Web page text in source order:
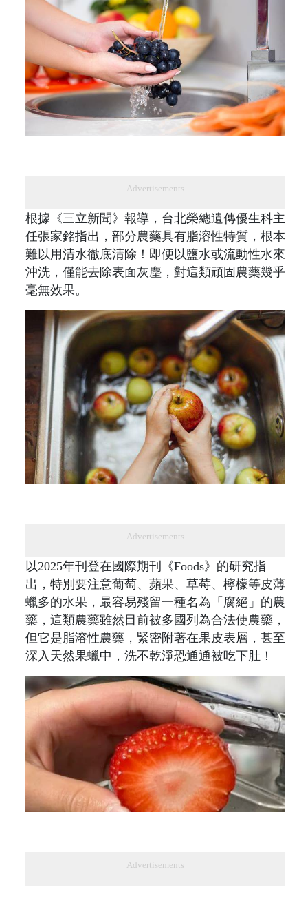
Advertisements
根據《三立新聞》報導，台北榮總遺傳優生科主
任張家銘指出，部分農藥具有脂溶性特質，根本
難以用清水徹底清除！即便以鹽水或流動性水來
沖洗，僅能去除表面灰塵，對這類頑固農藥幾乎
毫無效果。
Advertisements
以2025年刊登在國際期刊《Foods》的研究指
出，特別要注意葡萄、蘋果、草莓、檸檬等皮薄
蠟多的水果，最容易殘留一種名為「腐絕」的農
藥，這類農藥雖然目前被多國列為合法使農藥，
但它是脂溶性農藥，緊密附著在果皮表層，甚至
深入天然果蠟中，洗不乾淨恐通通被吃下肚！
Advertisements